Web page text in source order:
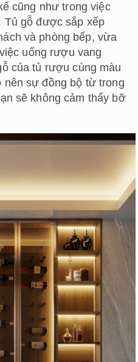
cũng như trong việc
Tủ gỗ được sắp xếp
và phòng bếp, vừa
uống rượu vang
của tủ rượu cùng màu
sự đồng bộ từ trong
sẽ không cảm thấy bỡ